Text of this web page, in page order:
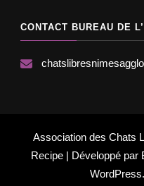
CONTACT BUREAU DE
Association des Chats
Recipe | Développé par
WordPress.